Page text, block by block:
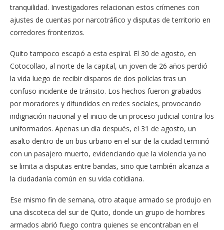
tranquilidad. Investigadores relacionan estos crímenes con
ajustes de cuentas por narcotráfico y disputas de territorio en
corredores fronterizos.
Quito tampoco escapó a esta espiral. El 30 de agosto, en
Cotocollao, al norte de la capital, un joven de 26 años perdió
la vida luego de recibir disparos de dos policías tras un
confuso incidente de tránsito. Los hechos fueron grabados
por moradores y difundidos en redes sociales, provocando
indignación nacional y el inicio de un proceso judicial contra los
uniformados. Apenas un día después, el 31 de agosto, un
asalto dentro de un bus urbano en el sur de la ciudad terminó
con un pasajero muerto, evidenciando que la violencia ya no
se limita a disputas entre bandas, sino que también alcanza a
la ciudadanía común en su vida cotidiana.
Ese mismo fin de semana, otro ataque armado se produjo en
una discoteca del sur de Quito, donde un grupo de hombres
armados abrió fuego contra quienes se encontraban en el